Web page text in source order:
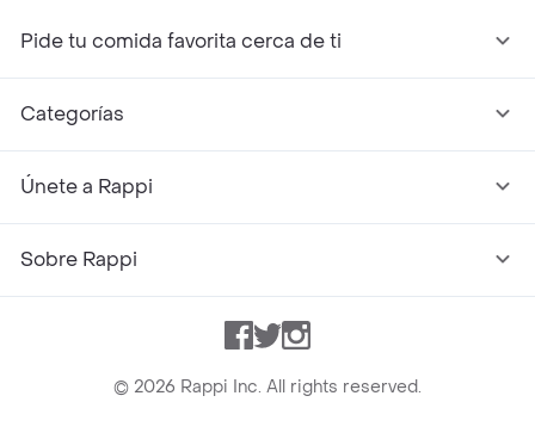
Pide tu comida favorita cerca de ti
Categorías
Únete a Rappi
Sobre Rappi
Facebook
TwitterInstagram
© 2026 Rappi Inc. All rights reserved.